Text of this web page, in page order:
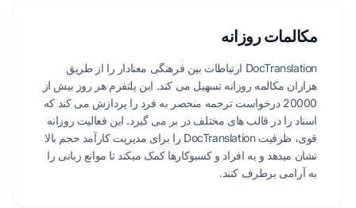
مکالمات روزانه
DocTranslation ارتباطات بین فرهنگی معنادار را از طریق
هزاران مکالمه روزانه تسهیل می کند. این پلتفرم هر روز بیش از
20000 درخواست ترجمه منحصر به فرد را پردازش می کند که
اسناد را در قالب های مختلف در بر می گیرد. این فعالیت روزانه
قوی، ظرفیت DocTranslation را برای مدیریت کارآمد حجم بالا
نشان میدهد و به افراد و کسبوکارها کمک میکند تا موانع زبانی را
به آرامی برطرف کنند.